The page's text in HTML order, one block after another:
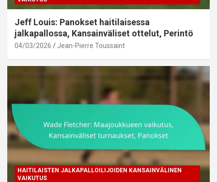
Jeff Louis: Panokset haitilaisessa
jalkapallossa, Kansainväliset ottelut, Perintö
04/03/2026 Jean-Pierre Toussaint
HAITILAISTEN JALKAPALLOILIJOIDEN KANSAINVÄLINEN
VAIKUTUS